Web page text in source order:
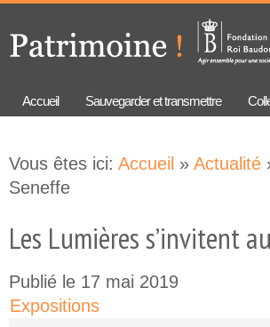
principal
Accueil Sauvegarder et transmettre
Vous êtes ici: Accueil » Actualité
Seneffe
Les Lumières s’invitent
Publié le 17 mai 2019
Expositions